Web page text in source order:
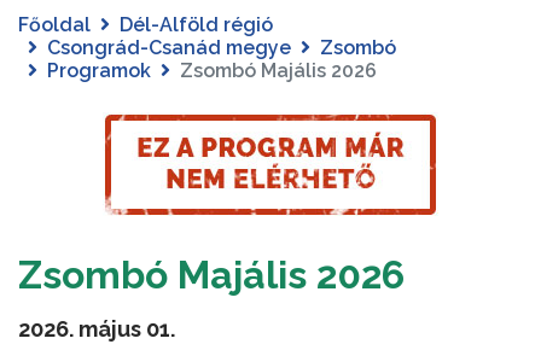
Főoldal
Dél-Alföld régió
Csongrád-Csanád megye
Zsombó
Programok
Zsombó Majális 2026
Zsombó Majális 2026
2026. május 01.